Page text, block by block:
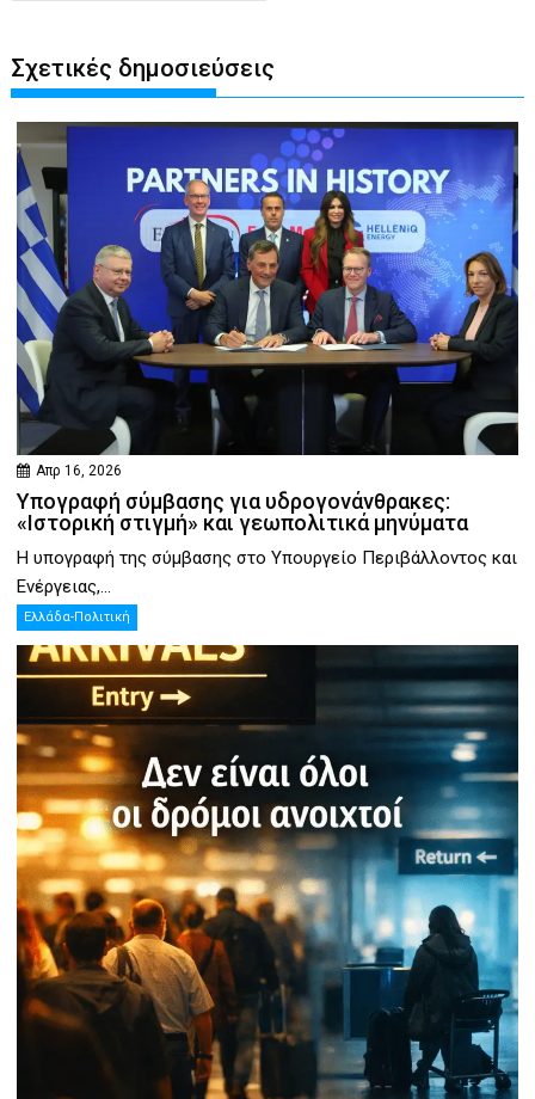
Σχετικές δημοσιεύσεις
Απρ 16, 2026
Υπογραφή σύμβασης για υδρογονάνθρακες:
«Ιστορική στιγμή» και γεωπολιτικά μηνύματα
Η υπογραφή της σύμβασης στο Υπουργείο Περιβάλλοντος και
Ενέργειας,...
Ελλάδα-Πολιτική